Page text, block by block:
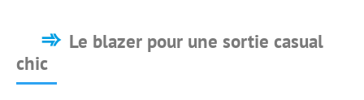
Le blazer pour une sortie casual
chic